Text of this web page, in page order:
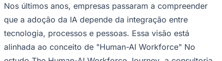
Panorama Econômico
Anuncie no Portal
Nos últimos anos, empresas passaram a compreender
que a adoção da IA depende da integração entre
tecnologia, processos e pessoas. Essa visão está
alinhada ao conceito de "Human-AI Workforce" No